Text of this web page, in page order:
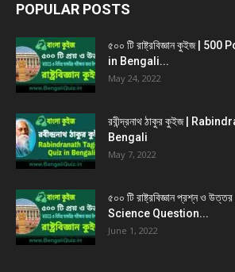
POPULAR POSTS
৫০০ টি রাষ্ট্রবিজ্ঞান কুইজ |
in Bengali...
May 24, 2022
রবীন্দ্রনাথ ঠাকুর কুইজ |
Bengali
May 7, 2022
৫০০ টি রাষ্ট্রবিজ্ঞান প্রশ্ন ও
Science Question...
June 1, 2022